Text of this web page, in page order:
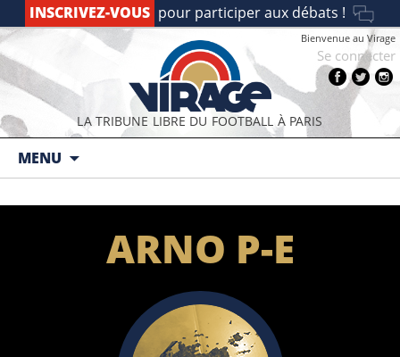
INSCRIVEZ-VOUS pour participer aux débats !
LA TRIBUNE LIBRE DU FOOTBALL À PARIS
Bienvenue au Virage
Se connecter
MENU
Aller au contenu principal
ARNO P-E